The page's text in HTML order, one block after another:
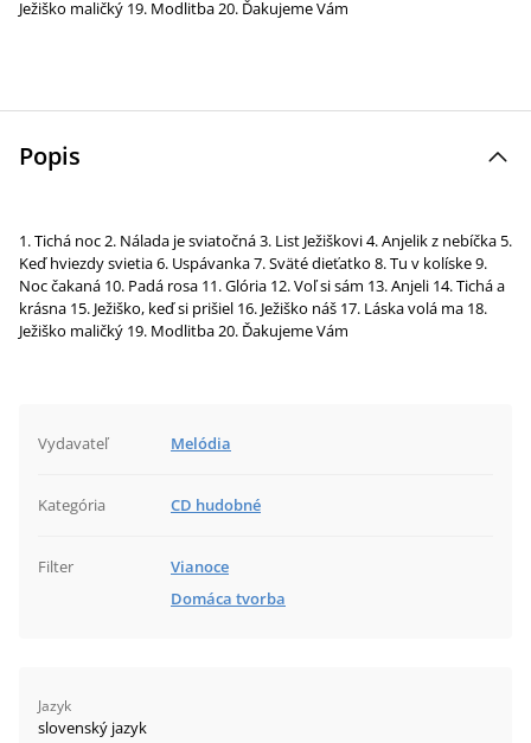
Ježiško maličký 19. Modlitba 20. Ďakujeme Vám
Popis
1. Tichá noc 2. Nálada je sviatočná 3. List Ježiškovi 4. Anjelik z nebíčka 5.
Keď hviezdy svietia 6. Uspávanka 7. Sväté dieťatko 8. Tu v kolíske 9.
Noc čakaná 10. Padá rosa 11. Glória 12. Voľ si sám 13. Anjeli 14. Tichá a
krásna 15. Ježiško, keď si prišiel 16. Ježiško náš 17. Láska volá ma 18.
Ježiško maličký 19. Modlitba 20. Ďakujeme Vám
Vydavateľ Melódia
Kategória CD hudobné
Filter
Vianoce
Domáca tvorba
Jazyk
slovenský jazyk